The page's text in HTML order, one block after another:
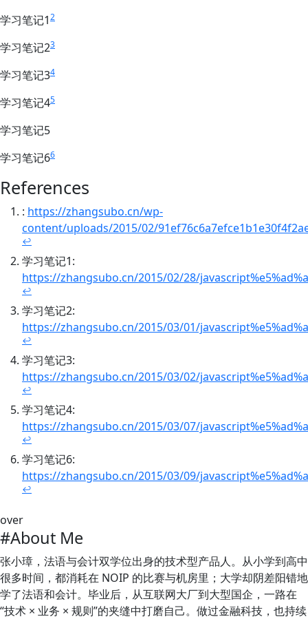
学习笔记12
学习笔记23
学习笔记34
学习笔记45
学习笔记5
学习笔记66
References
: https://zhangsubo.cn/wp-
content/uploads/2015/02/
↩
学习笔记1:
https://zhangsubo.cn/2015/02/28/
↩
学习笔记2:
https://zhangsubo.cn/2015/03/01/
↩
学习笔记3:
https://zhangsubo.cn/2015/03/02/
↩
学习笔记4:
https://zhangsubo.cn/2015/03/07/
↩
学习笔记6:
https://zhangsubo.cn/2015/03/09/
↩
over
#About Me
张小璋，法语与会计双学位出身的技术型产品人。从小学到高中
很多时间，都消耗在 NOIP 的比赛与机房里；大学却阴差阳错地
学了法语和会计。毕业后，从互联网大厂到大型国企，一路在
“技术 × 业务 × 规则”的夹缝中打磨自己。做过金融科技，也持续